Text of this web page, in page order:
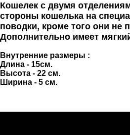
Кошелек с двумя
стороны кошелька на
поводки, кроме того они не
Дополнительно имеет
Внутренние размеры :
Длина - 15см.
Высота - 22 см.
Ширина - 5 см.